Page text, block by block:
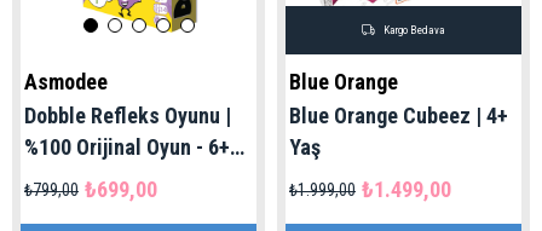
Asmodee
Dobble Refleks Oyunu |
%100 Orijinal Oyun - 6+
Yaş
₺699,00
₺799,00
Blue Orange
Blue Orange Cubeez | 4+
Yaş
₺1.499,00
₺1.999,00
Kargo Bedava